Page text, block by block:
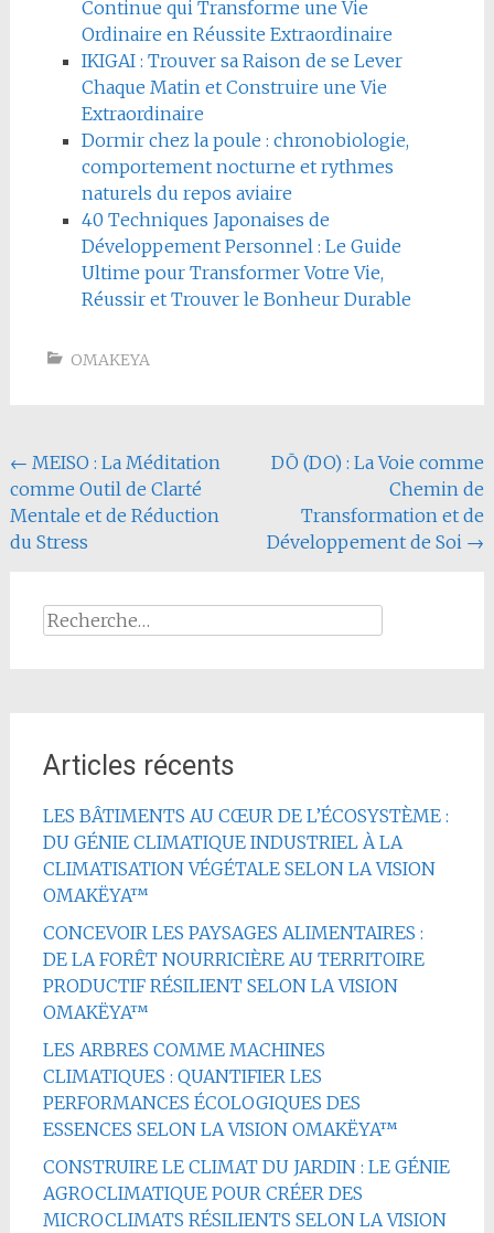
Continue qui Transforme une Vie
Ordinaire en Réussite Extraordinaire
IKIGAI : Trouver sa Raison de se Lever
Chaque Matin et Construire une Vie
Extraordinaire
Dormir chez la poule : chronobiologie,
comportement nocturne et rythmes
naturels du repos aviaire
40 Techniques Japonaises de
Développement Personnel : Le Guide
Ultime pour Transformer Votre Vie,
Réussir et Trouver le Bonheur Durable
OMAKEYA
Navigation
de
l'article
← MEISO : La Méditation
comme Outil de Clarté
Mentale et de Réduction
du Stress
DŌ (DO) : La Voie comme
Chemin de
Transformation et de
Développement de Soi →
Rechercher :
Articles récents
LES BÂTIMENTS AU CŒUR DE L’ÉCOSYSTÈME :
DU GÉNIE CLIMATIQUE INDUSTRIEL À LA
CLIMATISATION VÉGÉTALE SELON LA VISION
OMAKËYA™
CONCEVOIR LES PAYSAGES ALIMENTAIRES :
DE LA FORÊT NOURRICIÈRE AU TERRITOIRE
PRODUCTIF RÉSILIENT SELON LA VISION
OMAKËYA™
LES ARBRES COMME MACHINES
CLIMATIQUES : QUANTIFIER LES
PERFORMANCES ÉCOLOGIQUES DES
ESSENCES SELON LA VISION OMAKËYA™
CONSTRUIRE LE CLIMAT DU JARDIN : LE GÉNIE
AGROCLIMATIQUE POUR CRÉER DES
MICROCLIMATS RÉSILIENTS SELON LA VISION